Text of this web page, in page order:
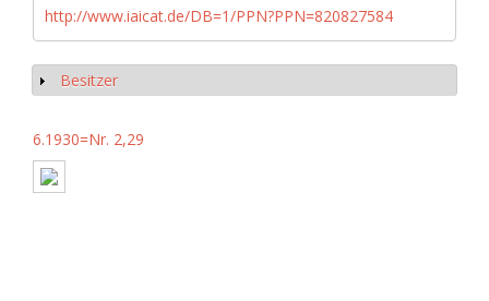
http://www.iaicat.de/DB=1/PPN?PPN=820827584
Show
Besitzer
6.1930=Nr. 2,29